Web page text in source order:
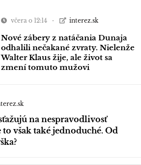
včera o 12:14 interez.sk
Nové zábery z natáčania Dunaja
odhalili nečakané zvraty. Nielenže
Walter Klaus žije, ale život sa
zmení tomuto mužovi
na nespravodlivosť
však také jednoduché. Od